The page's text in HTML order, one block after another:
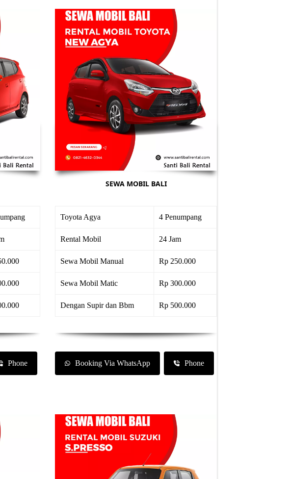
Phone
SEWA MOBIL BALI
Toyota Agya 4 Penumpang
Rental Mobil 24 Jam
Sewa Mobil Manual Rp 250.000
Sewa Mobil Matic Rp 300.000
Dengan Supir dan Bbm Rp 500.000
Booking Via WhatsApp Phone